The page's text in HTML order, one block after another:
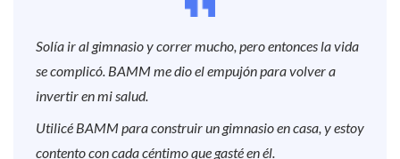
Solía ir al gimnasio y correr mucho, pero entonces la vida
se complicó. BAMM me dio el empujón para volver a
invertir en mi salud.
Utilicé BAMM para construir un gimnasio en casa, y estoy
contento con cada céntimo que gasté en él.